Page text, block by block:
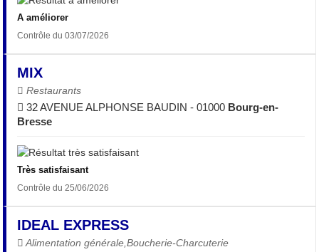
A améliorer
Contrôle du 03/07/2026
MIX
Restaurants
32 AVENUE ALPHONSE BAUDIN - 01000 Bourg-en-
Bresse
Très satisfaisant
Contrôle du 25/06/2026
IDEAL EXPRESS
Alimentation générale,Boucherie-Charcuterie